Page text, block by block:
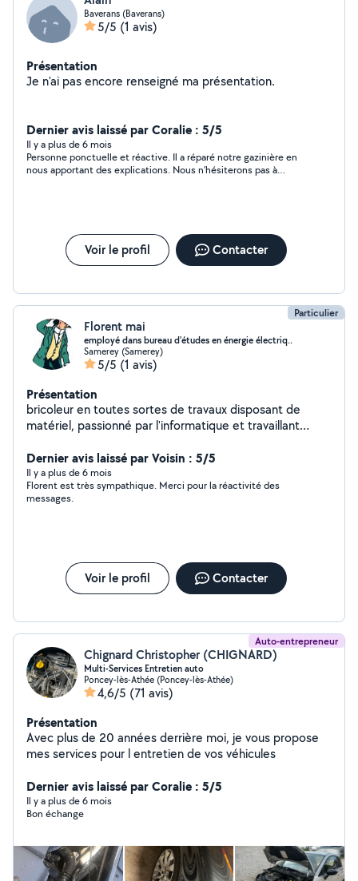
Baverans (Baverans)
5/5 (1 avis)
Présentation
Je n'ai pas encore renseigné ma présentation.
Dernier avis laissé par Coralie : 5/5
Il y a plus de 6 mois
Personne ponctuelle et réactive. Il a réparé notre gazinière en
nous apportant des explications. Nous n’hésiterons pas à
Voir le profil Contacter
Particulier
Florent mai
employé dans bureau d'études en énergie électriq..
Samerey (Samerey)
5/5 (1 avis)
Présentation
bricoleur en toutes sortes de travaux disposant de
matériel, passionné par l'informatique et travaillant
Dernier avis laissé par Voisin : 5/5
Il y a plus de 6 mois
Florent est très sympathique. Merci pour la réactivité des
messages.
Voir le profil Contacter
Auto-entrepreneur
Chignard Christopher (CHIGNARD)
Multi-Services Entretien auto
Poncey-lès-Athée (Poncey-lès-Athée)
4,6/5 (71 avis)
Présentation
Avec plus de 20 années derrière moi, je vous propose
mes services pour l entretien de vos véhicules
Dernier avis laissé par Coralie : 5/5
Il y a plus de 6 mois
Bon échange